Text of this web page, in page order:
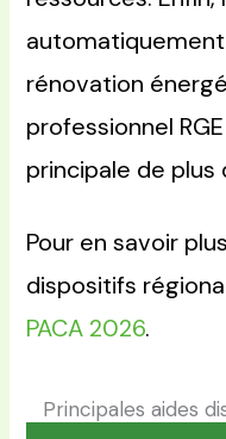
rénovation
professionnel
principale de plus
Pour en savoir
dispositifs
PACA 2026.
Principales aides